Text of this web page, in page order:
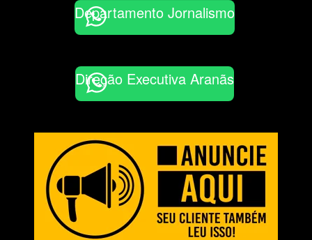
Departamento Jornalismo
Direção Executiva Aranãs